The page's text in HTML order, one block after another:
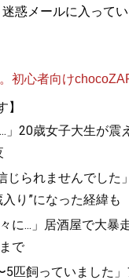
惑メールに入って
初心者向け
20歳女子大生が震
じられませんでした
り”になった経緯も
...」居酒屋で大暴
で
匹飼っていました